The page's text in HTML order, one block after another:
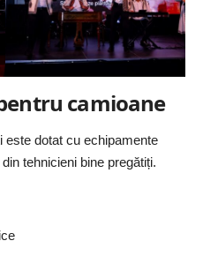
camioane
este dotat cu echipamente
tehnicieni bine pregătiți.